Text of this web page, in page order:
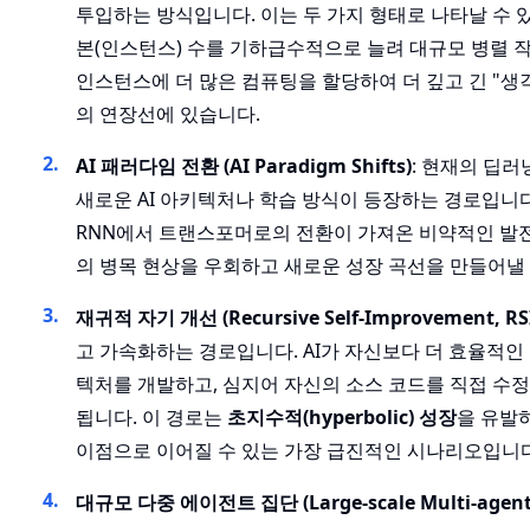
투입하는 방식입니다. 이는 두 가지 형태로 나타날 수
본(인스턴스) 수를 기하급수적으로 늘려 대규모 병렬
인스턴스에 더 많은 컴퓨팅을 할당하여 더 깊고 긴 "
의 연장선에 있습니다.
AI 패러다임 전환 (AI Paradigm Shifts): 현재의 딥러
새로운 AI 아키텍처나 학습 방식이 등장하는 경로입
RNN에서 트랜스포머로의 전환이 가져온 비약적인
의 병목 현상을 우회하고 새로운 성장 곡선을 만들어
재귀적 자기 개선 (Recursive Self-Improvement,
고 가속화하는 경로입니다. AI가 자신보다 더 효율적
텍처를 개발하고, 심지어 자신의 소스 코드를 직접 수
됩니다. 이 경로는 초지수적(hyperbolic) 성장을 유발
이점으로 이어질 수 있는 가장 급진적인 시나리오입니
대규모 다중 에이전트 집단 (Large-scale Multi-